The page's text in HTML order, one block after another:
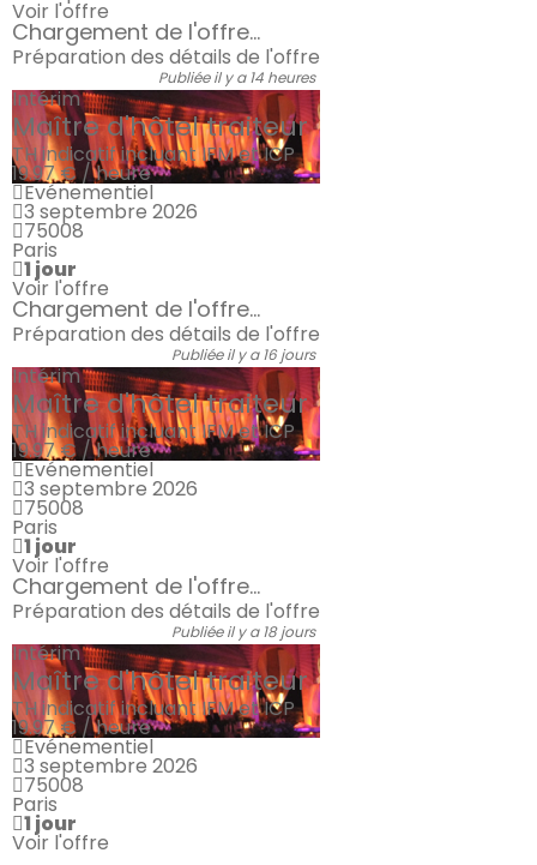
Voir l'offre
Chargement de l'offre...
Préparation des détails de l'offre
Publiée il y a 14 heures
Intérim
Maître d'hôtel traiteur
TH indicatif incluant IFM et ICP
19.97 € / heure
Evénementiel
3 septembre 2026
75008
Paris
1 jour
Voir l'offre
Chargement de l'offre...
Préparation des détails de l'offre
Publiée il y a 16 jours
Intérim
Maître d'hôtel traiteur
TH indicatif incluant IFM et ICP
19.97 € / heure
Evénementiel
3 septembre 2026
75008
Paris
1 jour
Voir l'offre
Chargement de l'offre...
Préparation des détails de l'offre
Publiée il y a 18 jours
Intérim
Maître d'hôtel traiteur
TH indicatif incluant IFM et ICP
19.97 € / heure
Evénementiel
3 septembre 2026
75008
Paris
1 jour
Voir l'offre